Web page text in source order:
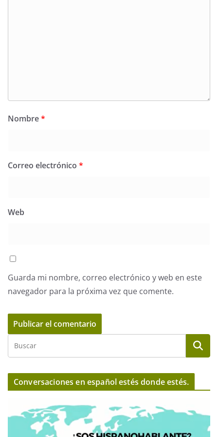
Nombre*
Correo electrónico *
Web
Guarda mi nombre, correo electrónico y web en este
navegador para la próxima vez que comente.
Conversaciones en español estés donde estés.
e